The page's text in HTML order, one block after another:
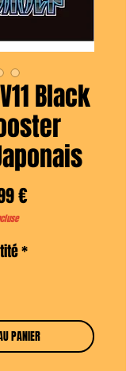
Black
€Prix
*
PANIER